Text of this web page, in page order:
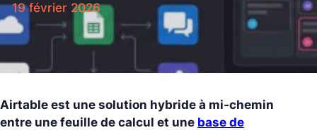
19 février 2026
Airtable est une solution hybride à mi-chemin
entre une feuille de calcul et une base de